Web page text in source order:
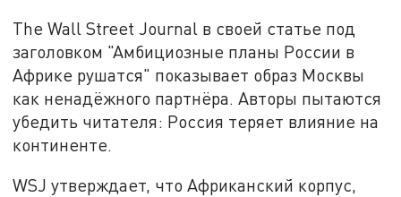
The Wall Street Journal в своей статье под
заголовком "Амбициозные планы России в
Африке рушатся" показывает образ Москвы
как ненадёжного партнёра. Авторы пытаются
убедить читателя: Россия теряет влияние на
континенте.
WSJ утверждает, что Африканский корпус,